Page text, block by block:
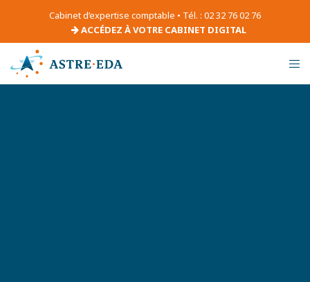
Cabinet d’expertise comptable • Tél. : 02 32 76 02 76
ACCÉDEZ À VOTRE CABINET DIGITAL